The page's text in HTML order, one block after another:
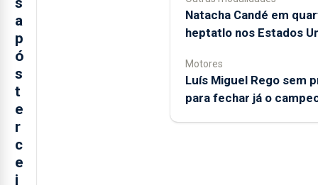
a
p
ó
s
t
e
r
c
e
i
Natacha Candé em
heptatlo nos Estados
Motores
Luís Miguel Rego sem
para fechar já o